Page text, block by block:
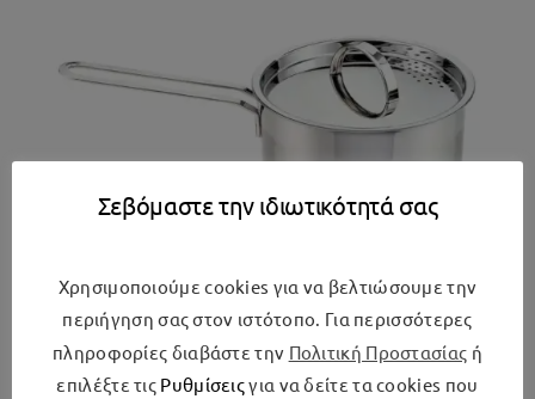
Izzy Κατσαρολάκι Γάλακτος από Ανοξείδωτο
Σεβόμαστε την ιδιωτικότητά σας
Χρησιμοποιούμε cookies για να βελτιώσουμε την
περιήγηση σας στον ιστότοπο. Για περισσότερες
πληροφορίες διαβάστε την Πολιτική Προστασίας ή
επιλέξτε τις Ρυθμίσειςγια να δείτε τα cookies που